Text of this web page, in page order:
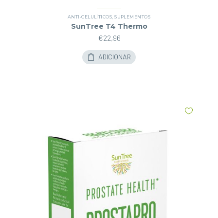
ANTI-CELULÍTICOS,SUPLEMENTOS
SunTree T4 Thermo
€22,96
ADICIONAR